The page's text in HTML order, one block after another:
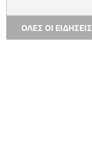
ΟΛΕΣ ΟΙ ΕΙΔΗΣΕΙΣ